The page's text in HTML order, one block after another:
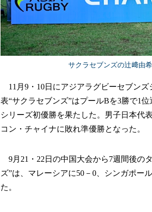
サクラセブンズの辻﨑由
11月9・10日にアジアラグビーセブン
表“サクラセブンズ”はプールBを3勝で1
シリーズ初優勝を果たした。男子日本代
コン・チャイナに敗れ準優勝となった。
9月21・22日の中国大会から7週間後の
ズ”は、マレーシアに50－0、シンガポー
た。